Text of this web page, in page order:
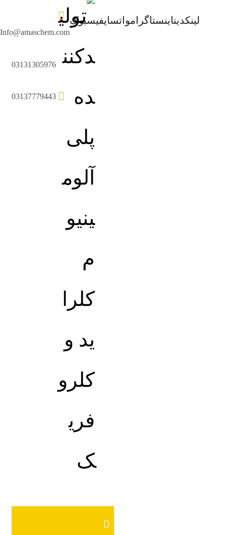
لینکدیناینستاگرامواتساپفیسبوک
Info@amaschem.com
03131305976
03137779443